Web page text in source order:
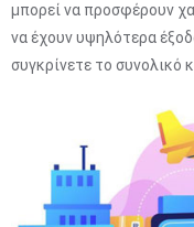
μπορεί να προσφέρουν
να έχουν υψηλότερα
συγκρίνετε το συνολικό